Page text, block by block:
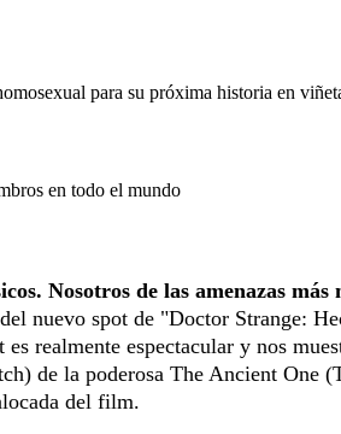
para su próxima historia en
en todo el mundo
Nosotros de las amenazas más
nuevo spot de "Doctor Strange:
realmente espectacular y nos
de la poderosa The Ancient One
del film.